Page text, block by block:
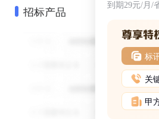
招标产品 到期29元/月/
标
关
甲